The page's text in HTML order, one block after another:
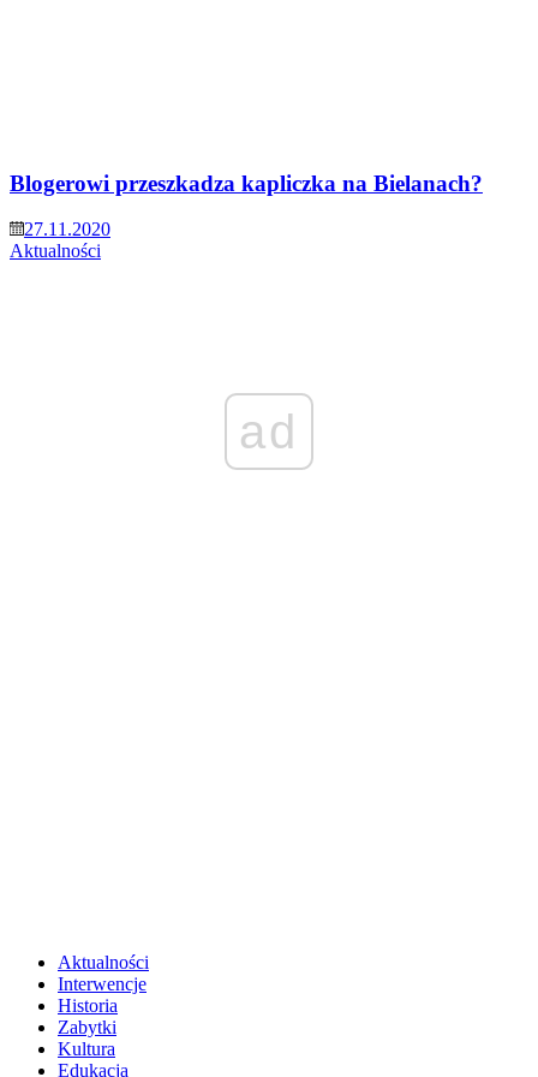
Blogerowi przeszkadza kapliczka na Bielanach?
27.11.2020
Aktualności
ad
Aktualności
Interwencje
Historia
Zabytki
Kultura
Edukacja